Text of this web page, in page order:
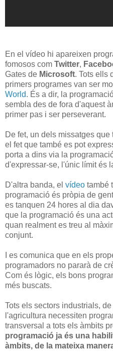
En el vídeo hi apareixen
fomosos com Twitter,
Gates de Microsoft. Tots ells
primers programes van ser
World. És a dir, la
sembla des de fora d'aquest
primer pas i ser perseverant.
De fet, un dels missatges
el fet que també es pot
porta a dins via la
d'expressar-se, l'únic límit és
D'altra banda, el vídeo també
programació és pròpia de
es tanquen 24 hores al dia
que la programació és una
quan realment es treu al
conjunt.
I es comunica que en els
programadors no pararà de
Com és lògic, els bons
més buscats.
Tots els sectors industrials,
l'agricultura necessiten
transversal a tots els àmbits
programació ja és una
àmbits, de la mateixa